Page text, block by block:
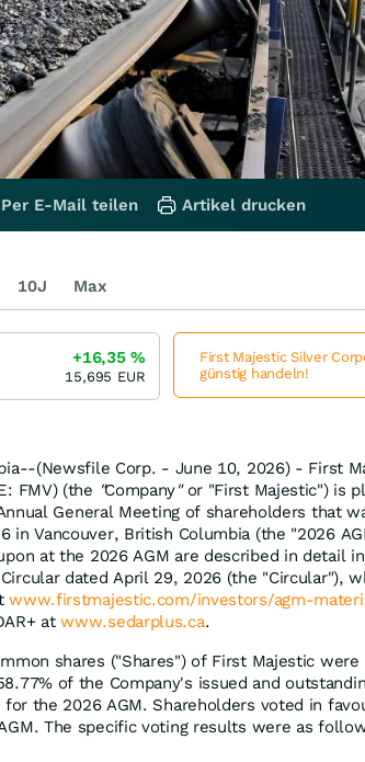
(Newsfile Corp. - June 10, 2026) - First
FMV) (the "Company"or "First Majestic") is
General Meeting of shareholders that
in Vancouver, British Columbia (the "2026
at the 2026 AGM are described in detail
dated April 29, 2026 (the "Circular"),
www.firstmajestic.com/investors/agm-
atwww.sedarplus.ca.
shares ("Shares") of First Majestic
of the Company's issued and
the 2026 AGM. Shareholders voted in
The specific voting results were as
Per E-Mail teilen Artikel drucken
10J Max
+16,35%
15,695 EUR
First Majestic Silver
günstig handeln!